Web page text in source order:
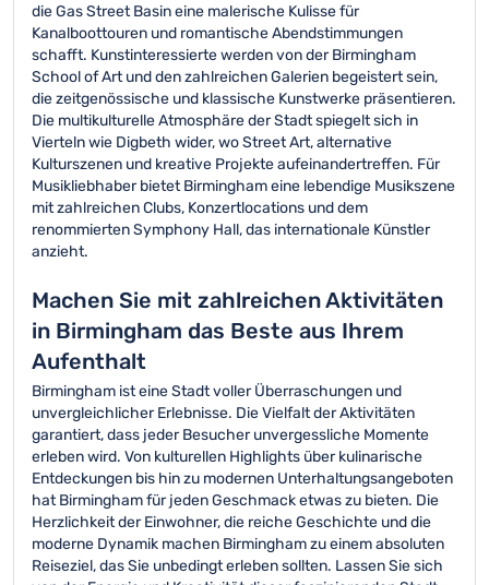
die Gas Street Basin eine malerische Kulisse für
Kanalboottouren und romantische Abendstimmungen
schafft. Kunstinteressierte werden von der Birmingham
School of Art und den zahlreichen Galerien begeistert sein,
die zeitgenössische und klassische Kunstwerke präsentieren.
Die multikulturelle Atmosphäre der Stadt spiegelt sich in
Vierteln wie Digbeth wider, wo Street Art, alternative
Kulturszenen und kreative Projekte aufeinandertreffen. Für
Musikliebhaber bietet Birmingham eine lebendige Musikszene
mit zahlreichen Clubs, Konzertlocations und dem
renommierten Symphony Hall, das internationale Künstler
anzieht.
Machen Sie mit zahlreichen Aktivitäten
in Birmingham das Beste aus Ihrem
Aufenthalt
Birmingham ist eine Stadt voller Überraschungen und
unvergleichlicher Erlebnisse. Die Vielfalt der Aktivitäten
garantiert, dass jeder Besucher unvergessliche Momente
erleben wird. Von kulturellen Highlights über kulinarische
Entdeckungen bis hin zu modernen Unterhaltungsangeboten
hat Birmingham für jeden Geschmack etwas zu bieten. Die
Herzlichkeit der Einwohner, die reiche Geschichte und die
moderne Dynamik machen Birmingham zu einem absoluten
Reiseziel, das Sie unbedingt erleben sollten. Lassen Sie sich